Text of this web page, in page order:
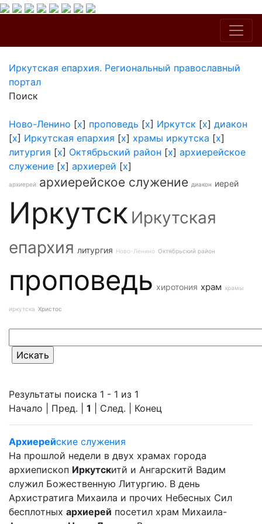
Иркутская епархия. Региональный православный
портал
Поиск
Ново-Ленино [x] проповедь [x] Иркутск [x] диакон
[x] Иркутская епархия [x] храмы иркутска [x]
литургия [x] Октябрьский район [x] архиерейское
служение [x] архиерей [x]
архиерей архиерейское служение диакон иерей
Иркутск Иркутская
епархия литургия Ново-Ленино Октябрьский район
проповедь хиротония храм храмы
иркутска Христос
Результаты поиска 1 - 1 из 1
Начало | Пред. | 1 | След. | Конец
Архиерейские служения
На прошлой недели в двух храмах города
архиепископ Иркутскитй и Ангарскитй Вадим
служил Божественную Литургию. В день
Архистратига Михаила и прочих Небесных Сил
бесплотных архиерей посетил храм Михаила-